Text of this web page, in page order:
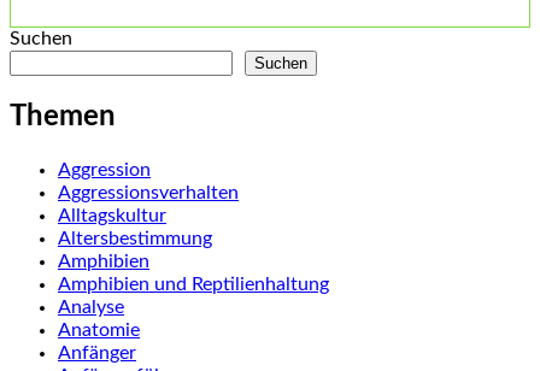
Suchen
Suchen
Themen
Aggression
Aggressionsverhalten
Alltagskultur
Altersbestimmung
Amphibien
Amphibien und Reptilienhaltung
Analyse
Anatomie
Anfänger